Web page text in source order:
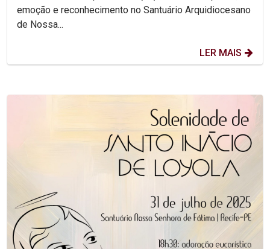
emoção e reconhecimento no Santuário Arquidiocesano
de Nossa...
LER MAIS